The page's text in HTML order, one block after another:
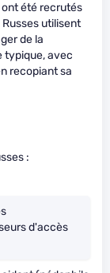
ont été recrutés
utilisent
de la
typique, avec
recopiant sa
:
d'accès